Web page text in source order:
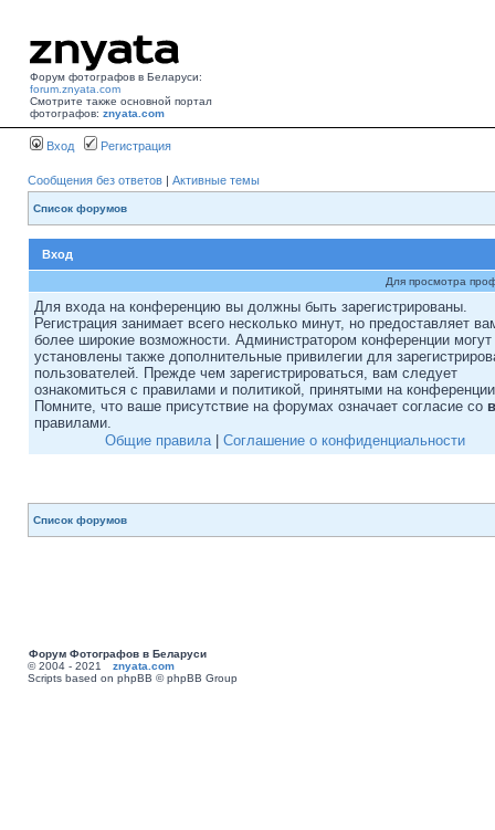
Форум фотографов в Беларуси:
forum.znyata.com
Смотрите также основной портал
фотографов: znyata.com
Вход Регистрация
Сообщения без ответов | Активные темы
Список форумов
Вход
Для просмотра
Для входа на конференцию вы должны быть зарегистрированы.
Регистрация занимает всего несколько минут, но предоставляет
более широкие возможности. Администратором конференции
установлены также дополнительные привилегии для
пользователей. Прежде чем зарегистрироваться, вам следует
ознакомиться с правилами и политикой, принятыми на
Помните, что ваше присутствие на форумах означает согласие со
правилами.
Общие правила| Соглашение о конфиденциальности
Список форумов
Форум Фотографов в Беларуси
© 2004 - 2021 znyata.com
Scripts based on phpBB © phpBB Group